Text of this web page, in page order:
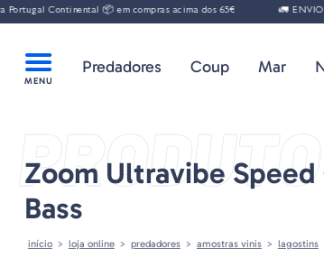
Continental 📦 em compras acima dos 65€ 🚛 ENVIOS
Predadores Coup Mar
PRODUTO
Zoom Ultravibe Speed
Bass
início loja online predadores amostras vinis lagostins